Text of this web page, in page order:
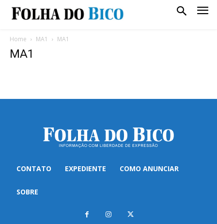
Home MA1 MA1
MA1
CONTATO EXPEDIENTE COMO ANUNCIAR
SOBRE